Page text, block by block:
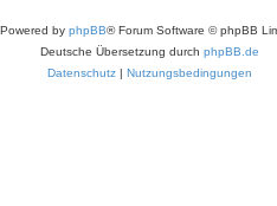
Powered by phpBB® Forum Software © phpBB
Deutsche Übersetzung durch phpBB.de
Datenschutz
Nutzungsbedingungen